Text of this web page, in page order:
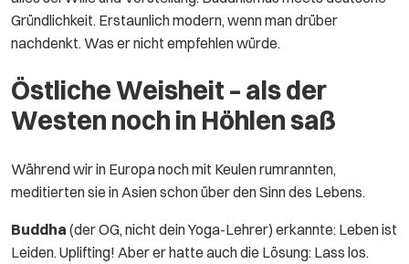
Gründlichkeit. Erstaunlich modern, wenn man drüber
nachdenkt. Was er nicht empfehlen würde.
Östliche Weisheit – als der
Westen noch in Höhlen saß
Während wir in Europa noch mit Keulen rumrannten,
meditierten sie in Asien schon über den Sinn des Lebens.
Buddha (der OG, nicht dein Yoga-Lehrer) erkannte: Leben ist
Leiden. Uplifting! Aber er hatte auch die Lösung: Lass los.